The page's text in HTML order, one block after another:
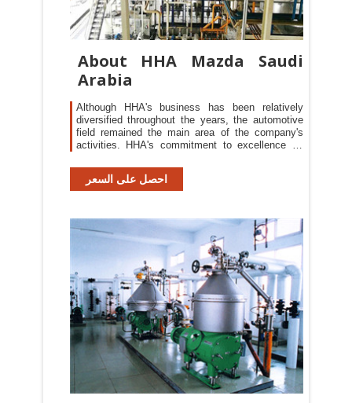
About HHA Mazda Saudi
Arabia
Although HHA's business has been relatively
diversified throughout the years, the automotive
field remained the main area of the company's
activities. HHA's commitment to excellence by
customers, has made it one of Saudi Arabia's
leading private businesses.
احصل على السعر